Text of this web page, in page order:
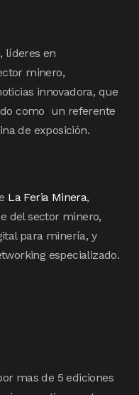
, líderes en
minero,
innovadora, que
como un referente
de exposición.
La Feria Minera,
del sector minero,
para minería, y
especializado.
mas de 5 ediciones